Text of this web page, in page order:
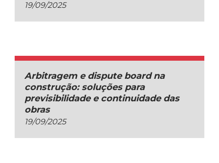
19/09/2025
Arbitragem e dispute board na
construção: soluções para
previsibilidade e continuidade das
obras
19/09/2025